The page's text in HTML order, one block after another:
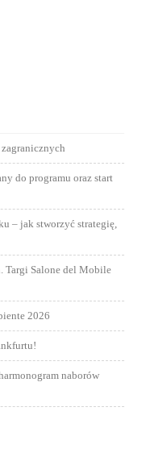
do programu oraz start
– jak stworzyć strategię,
Targi Salone del Mobile
2026
naborów